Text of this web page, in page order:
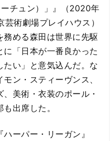
チュン）」』（2020年
術劇場プレイハウス）
める森田は世界に先駆
「日本が一番良かった
たい」と意気込んだ。な
ン・スティーヴンス、
美術・衣装のポール・
出席した。
ーパー・リーガン』